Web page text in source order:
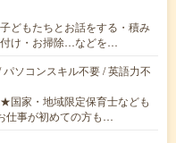
どもたちとお話をする・積み
付け・お掃除…などを…
ソコンスキル不要 / 英語力不
国家・地域限定保育士なども
仕事が初めての方も…